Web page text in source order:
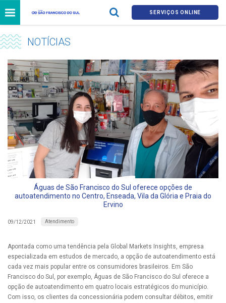
SERVIÇOS ONLINE
NOTÍCIAS
Águas de São Francisco do Sul oferece opções de
autoatendimento no Centro, Enseada, Vila da Glória e Praia do
Ervino
09/12/2021 Atendimento
Apontada como uma tendência pela Global Markets Insights, empresa
especializada em estudos de mercado, a opção de autoatendimento está
cada vez mais popular entre os consumidores brasileiros. Em São
Francisco do Sul, por exemplo, Águas de São Francisco do Sul oferece a
opção de autoatendimento em quatro locais estratégicos do município.
Com isso, os clientes da concessionária podem consultar débitos, emitir